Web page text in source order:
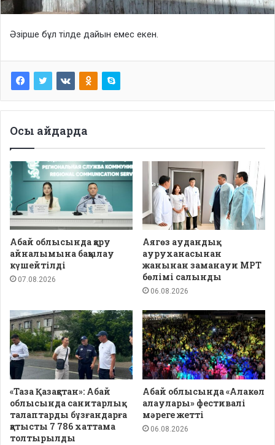
Әзірше бұл тілде дайын емес екен.
Осы айдарда
Абай облысында қару
айналымына бақылау
күшейтілді
07.08.2026
Аягөз аудандық
ауруханасынан
жанынан заманауи МРТ
бөлімі салынды
06.08.2026
«Таза Қазақстан»: Абай
облысында санитарлық
талаптарды бұзғандарға
қатысты 7 786 хаттама
толтырылды
Абай облысында «Алакөл
алаулары» фестивалі
мәреге жетті
06.08.2026